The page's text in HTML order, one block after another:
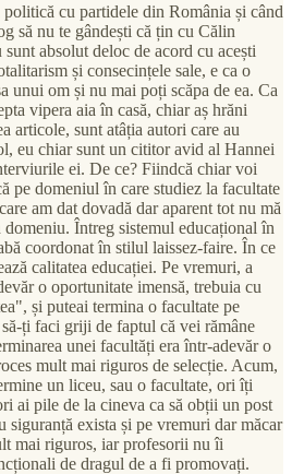
cu partidele din România și când
să nu te gândești că țin cu Călin
absolut deloc de acord cu acești
și consecințele sale, e ca o
unui om și nu mai poți scăpa de ea. Ca
vipera aia în casă, chiar aș hrăni
articole, sunt atâția autori care au
eu chiar sunt un cititor avid al Hannei
ei. De ce? Fiindcă chiar voi
pe domeniul în care studiez la facultate
am dat dovadă dar aparent tot nu mă
Întreg sistemul educațional în
coordonat în stilul laissez-faire. În ce
calitatea educației. Pe vremuri, a
o oportunitate imensă, trebuia cu
și puteai termina o facultate pe
ți faci griji de faptul că vei rămâne
unei facultăți era într-adevăr o
mult mai riguros de selecție. Acum,
un liceu, sau o facultate, ori îți
ai pile de la cineva ca să obții un post
siguranță exista și pe vremuri dar măcar
mai riguros, iar profesorii nu îi
de dragul de a fi promovați.